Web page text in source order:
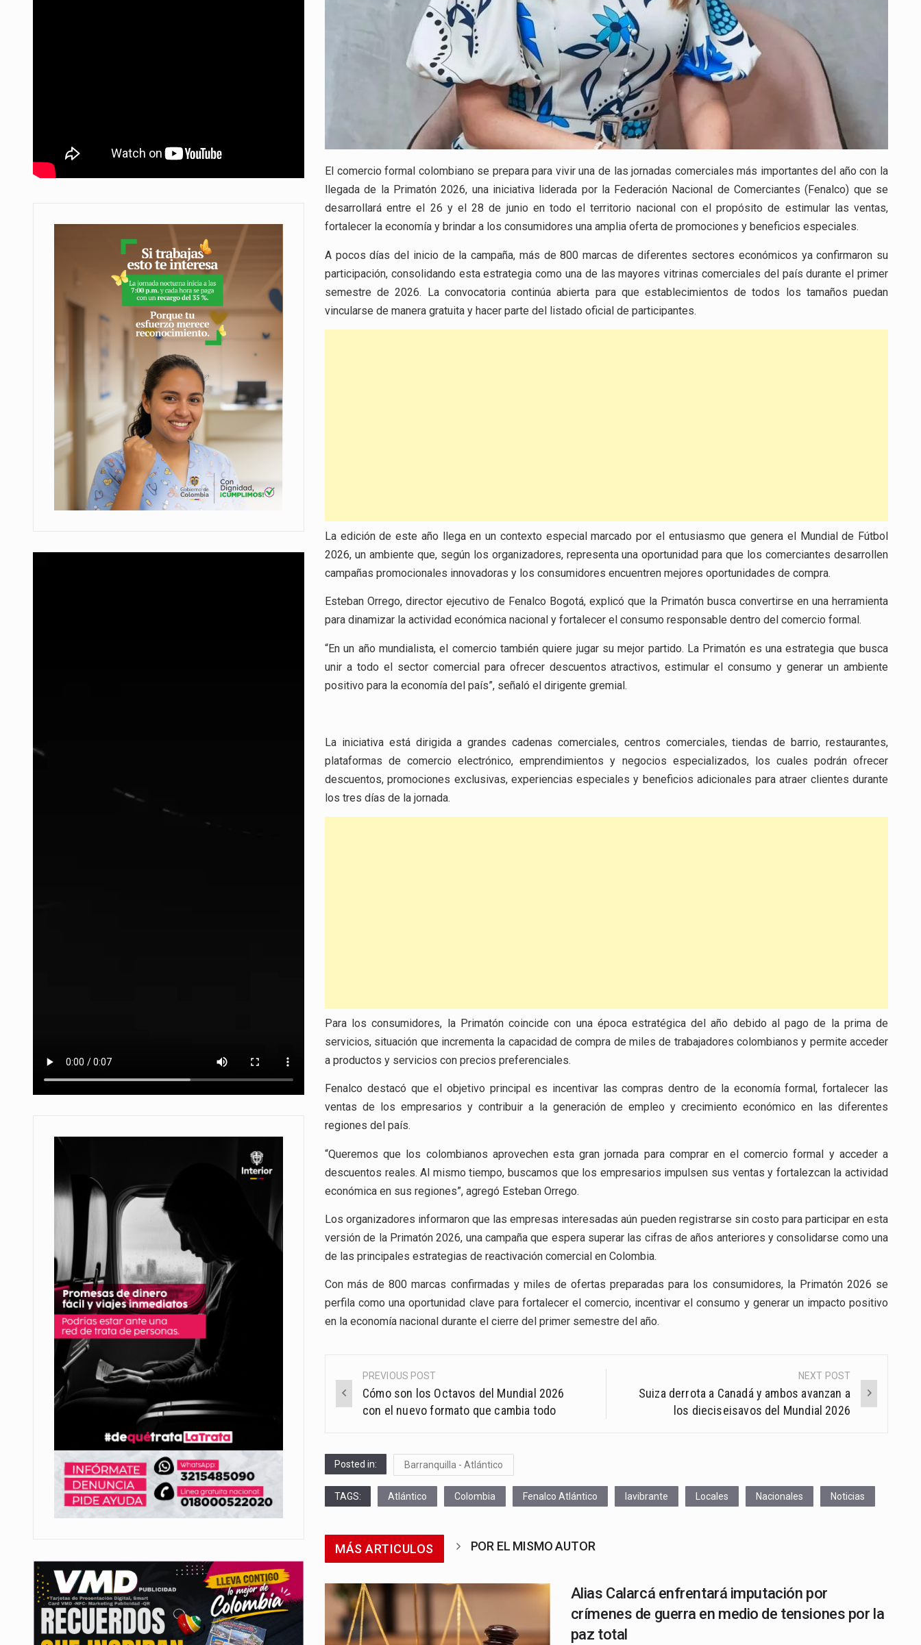
El comercio formal colombiano se prepara para vivir una de las jornadas comerciales más importantes del año con la
llegada de la Primatón 2026, una iniciativa liderada por la Federación Nacional de Comerciantes (Fenalco) que se
desarrollará entre el 26 y el 28 de junio en todo el territorio nacional con el propósito de estimular las ventas,
fortalecer la economía y brindar a los consumidores una amplia oferta de promociones y beneficios especiales.
A pocos días del inicio de la campaña, más de 800 marcas de diferentes sectores económicos ya confirmaron su
participación, consolidando esta estrategia como una de las mayores vitrinas comerciales del país durante el primer
semestre de 2026. La convocatoria continúa abierta para que establecimientos de todos los tamaños puedan
vincularse de manera gratuita y hacer parte del listado oficial de participantes.
La edición de este año llega en un contexto especial marcado por el entusiasmo que genera el Mundial de Fútbol
2026, un ambiente que, según los organizadores, representa una oportunidad para que los comerciantes desarrollen
campañas promocionales innovadoras y los consumidores encuentren mejores oportunidades de compra.
Esteban Orrego, director ejecutivo de Fenalco Bogotá, explicó que la Primatón busca convertirse en una herramienta
para dinamizar la actividad económica nacional y fortalecer el consumo responsable dentro del comercio formal.
“En un año mundialista, el comercio también quiere jugar su mejor partido. La Primatón es una estrategia que busca
unir a todo el sector comercial para ofrecer descuentos atractivos, estimular el consumo y generar un ambiente
positivo para la economía del país”, señaló el dirigente gremial.
La iniciativa está dirigida a grandes cadenas comerciales, centros comerciales, tiendas de barrio, restaurantes,
plataformas de comercio electrónico, emprendimientos y negocios especializados, los cuales podrán ofrecer
descuentos, promociones exclusivas, experiencias especiales y beneficios adicionales para atraer clientes durante
los tres días de la jornada.
Para los consumidores, la Primatón coincide con una época estratégica del año debido al pago de la prima de
servicios, situación que incrementa la capacidad de compra de miles de trabajadores colombianos y permite acceder
a productos y servicios con precios preferenciales.
Fenalco destacó que el objetivo principal es incentivar las compras dentro de la economía formal, fortalecer las
ventas de los empresarios y contribuir a la generación de empleo y crecimiento económico en las diferentes
regiones del país.
“Queremos que los colombianos aprovechen esta gran jornada para comprar en el comercio formal y acceder a
descuentos reales. Al mismo tiempo, buscamos que los empresarios impulsen sus ventas y fortalezcan la actividad
económica en sus regiones”, agregó Esteban Orrego.
Los organizadores informaron que las empresas interesadas aún pueden registrarse sin costo para participar en esta
versión de la Primatón 2026, una campaña que espera superar las cifras de años anteriores y consolidarse como una
de las principales estrategias de reactivación comercial en Colombia.
Con más de 800 marcas confirmadas y miles de ofertas preparadas para los consumidores, la Primatón 2026 se
perfila como una oportunidad clave para fortalecer el comercio, incentivar el consumo y generar un impacto positivo
en la economía nacional durante el cierre del primer semestre del año.
Post
navigation
PREVIOUS POST
Cómo son los Octavos del Mundial 2026
con el nuevo formato que cambia todo
NEXT POST
Suiza derrota a Canadá y ambos avanzan a
los dieciseisavos del Mundial 2026
Posted in: Barranquilla - Atlántico
TAGS: Atlántico Colombia Fenalco Atlántico lavibrante Locales Nacionales Noticias
MÁS ARTICULOS POR EL MISMO AUTOR
Alias Calarcá enfrentará imputación por
crímenes de guerra en medio de tensiones por la
paz total